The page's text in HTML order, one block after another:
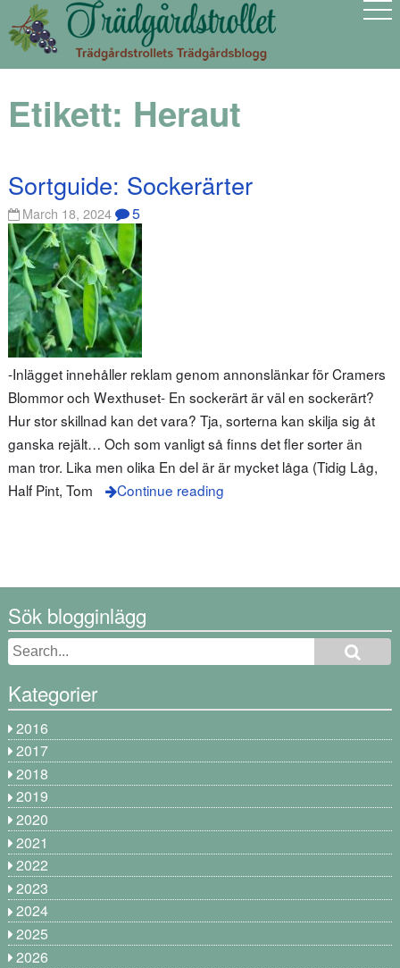
Etikett: Heraut
Sortguide: Sockerärter
March 18, 2024 5
-Inlägget innehåller reklam genom annonslänkar för Cramers
Blommor och Wexthuset- En sockerärt är väl en sockerärt?
Hur stor skillnad kan det vara? Tja, sorterna kan skilja sig åt
ganska rejält… Och som vanligt så finns det fler sorter än
man tror. Lika men olika En del är är mycket låga (Tidig Låg,
Half Pint, Tom
Continue reading
Sök blogginlägg
Kategorier
2016
2017
2018
2019
2020
2021
2022
2023
2024
2025
2026